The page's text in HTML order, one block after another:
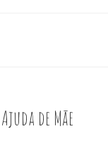
de Mãe